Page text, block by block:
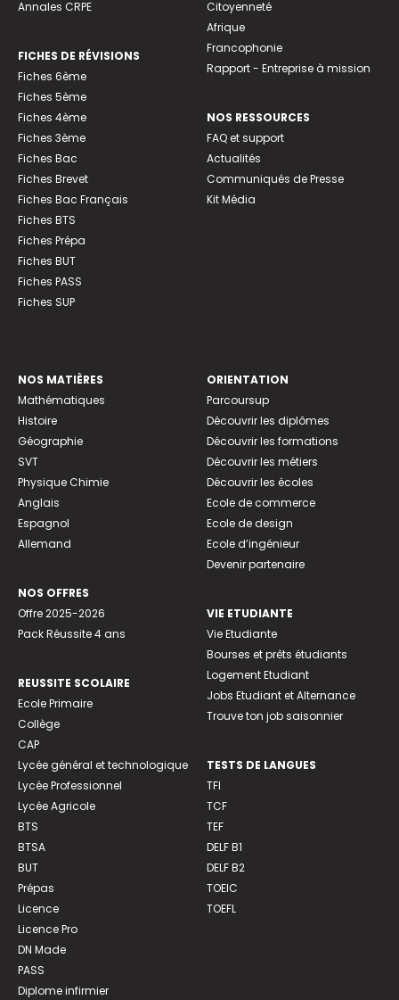
Annales CRPE
FICHES DE RÉVISIONS
Fiches 6ème
Fiches 5ème
Fiches 4ème
Fiches 3ème
Fiches Bac
Fiches Brevet
Fiches Bac Français
Fiches BTS
Fiches Prépa
Fiches BUT
Fiches PASS
Fiches SUP
Citoyenneté
Afrique
Francophonie
Rapport - Entreprise à mission
NOS RESSOURCES
FAQ et support
Actualités
Communiqués de Presse
Kit Média
NOS MATIÈRES
Mathématiques
Histoire
Géographie
SVT
Physique Chimie
Anglais
Espagnol
Allemand
NOS OFFRES
Offre 2025-2026
Pack Réussite 4 ans
REUSSITE SCOLAIRE
Ecole Primaire
Collège
CAP
Lycée général et technologique
Lycée Professionnel
Lycée Agricole
BTS
BTSA
BUT
Prépas
Licence
Licence Pro
DN Made
PASS
Diplome infirmier
ORIENTATION
Parcoursup
Découvrir les diplômes
Découvrir les formations
Découvrir les métiers
Découvrir les écoles
Ecole de commerce
Ecole de design
Ecole d’ingénieur
Devenir partenaire
VIE ETUDIANTE
Vie Etudiante
Bourses et prêts étudiants
Logement Etudiant
Jobs Etudiant et Alternance
Trouve ton job saisonnier
TESTS DE LANGUES
TFI
TCF
TEF
DELF B1
DELF B2
TOEIC
TOEFL